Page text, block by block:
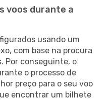
voos durante a
usando um
com base na procura
Por conseguinte, o
o processo de
preço para o seu voo
encontrar um bilhete